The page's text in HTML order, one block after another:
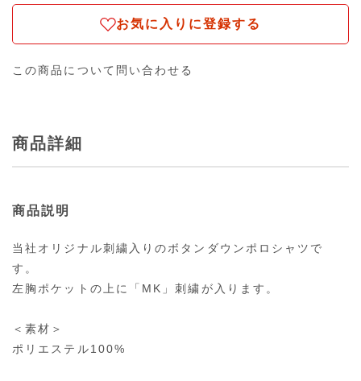
お気に入りに登録する
この商品について問い合わせる
商品詳細
商品説明
当社オリジナル刺繍入りのボタンダウンポロシャツで
す。
左胸ポケットの上に「MK」刺繍が入ります。
＜素材＞
ポリエステル100%